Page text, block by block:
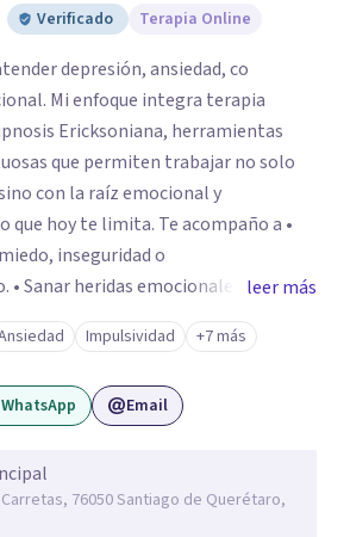
Verificado
Terapia Online
depresión, ansiedad, co
terapia
Ericksoniana, herramientas
que permiten trabajar no solo
con la raíz emocional y
te limita. Te acompaño a •
inseguridad o
Sanar heridas emocionales y
qué repites
superar lo que te
objetivos más pronto de lo que
por Wahtsapp. Puedo ayudarte.
leer más
Impulsividad +7 más
WhatsApp Email
76050 Santiago de Querétaro,